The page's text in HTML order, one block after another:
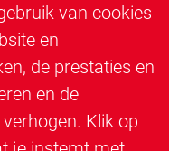
van cookies
en
de prestaties en
en de
Klik op